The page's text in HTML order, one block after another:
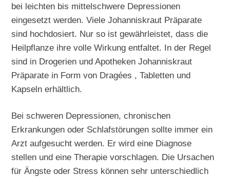
bei leichten bis mittelschwere Depressionen
eingesetzt werden. Viele Johanniskraut Präparate
sind hochdosiert. Nur so ist gewährleistet, dass die
Heilpflanze ihre volle Wirkung entfaltet. In der Regel
sind in Drogerien und Apotheken Johanniskraut
Präparate in Form von Dragées , Tabletten und
Kapseln erhältlich.
Bei schweren Depressionen, chronischen
Erkrankungen oder Schlafstörungen sollte immer ein
Arzt aufgesucht werden. Er wird eine Diagnose
stellen und eine Therapie vorschlagen. Die Ursachen
für Ängste oder Stress können sehr unterschiedlich